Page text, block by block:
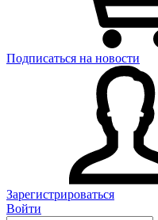
Подписаться на новости
Зарегистрироваться
Войти